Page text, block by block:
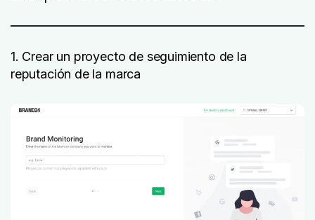
1. Crear un proyecto de seguimiento de la
reputación de la marca